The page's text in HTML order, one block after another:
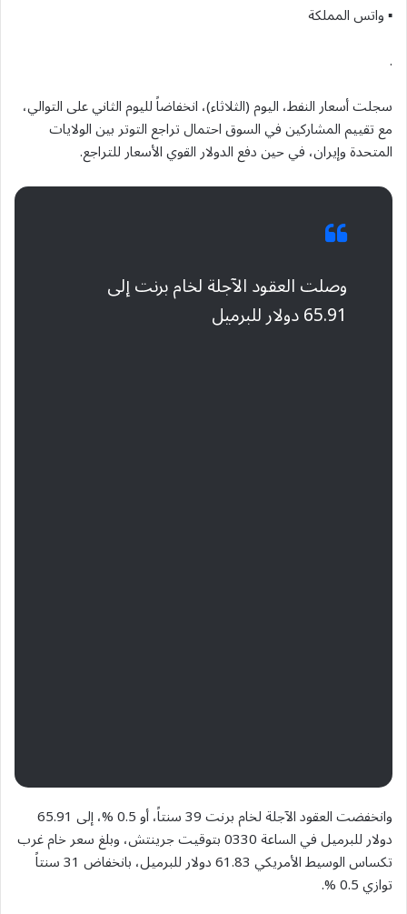
▪︎ واتس المملكة
.
سجلت أسعار النفط، اليوم (الثلاثاء)، انخفاضاً لليوم الثاني على التوالي،
مع تقييم المشاركين في السوق احتمال تراجع التوتر بين الولايات
المتحدة وإيران، في حين دفع الدولار القوي الأسعار للتراجع.
وصلت العقود الآجلة لخام برنت إلى
65.91 دولار للبرميل
وانخفضت العقود الآجلة لخام برنت 39 سنتاً، أو 0.5 %، إلى 65.91
دولار للبرميل في الساعة 0330 بتوقيت جرينتش، وبلغ سعر خام غرب
تكساس الوسيط الأمريكي 61.83 دولار للبرميل، بانخفاض 31 سنتاً
توازي 0.5 %.